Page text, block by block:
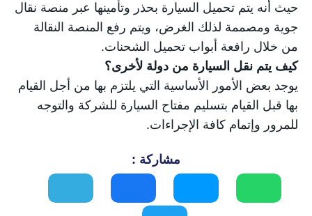
حيث أنه يتم تحميل السيارة بحذر وتأمينها عبر منصة نقال
جوية ومصممة لذلك الغرض، ويتم رفع المنصة النقالة
من خلال رافعة أبواب تحميل الشحنات.
كيف يتم نقل السيارة من دولة لأخرى؟
يوجد بعض الأمور الأساسية التي يلتزم بها من أجل القيام
بها قبل القيام بتسليم مفتاح السيارة للشركة والتوجه
للمرور وإتمام كافة الإجراءات.
مشاركة :